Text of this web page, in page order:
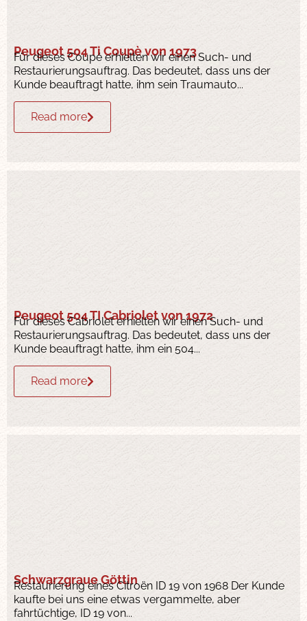
Peugeot 504 Ti Coupè von 1973
Für dieses Coupé erhielten wir einen Such- und
Restaurierungsauftrag. Das bedeutet, dass uns der
Kunde beauftragt hatte, ihm sein Traumauto...
Read more
Peugeot 504 TI Cabriolet von 1972
Für dieses Cabriolet erhielten wir einen Such- und
Restaurierungsauftrag. Das bedeutet, dass uns der
Kunde beauftragt hatte, ihm ein 504...
Read more
Schwarzgraue Göttin
Restaurierung eines Citroën ID 19 von 1968 Der Kunde
kaufte bei uns eine etwas vergammelte, aber
fahrtüchtige, ID 19 von...